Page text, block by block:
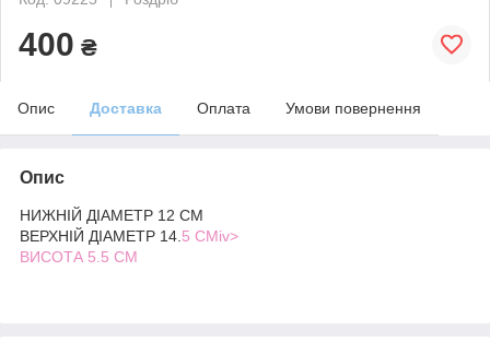
400 ₴
Опис Доставка Оплата Умови повернення
Опис
НИЖНІЙ ДІАМЕТР 12 СМ
ВЕРХНІЙ ДІАМЕТР 14. 5 СМiv>
ВИСОТА 5.5 СМ